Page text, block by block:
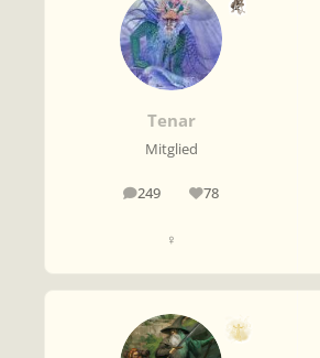
Tenar
Mitglied
249
Beiträge 78
Reputation
♀